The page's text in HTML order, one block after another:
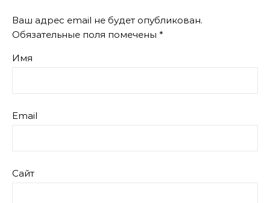
Ваш адрес email не будет опубликован.
Обязательные поля помечены *
Имя
Email
Сайт